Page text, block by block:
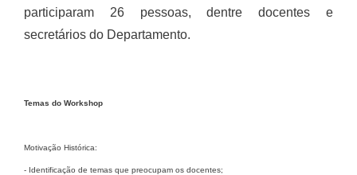
participaram 26 pessoas, dentre docentes e
secretários do Departamento.
Temas do Workshop
Motivação Histórica:
- Identificação de temas que preocupam os docentes;